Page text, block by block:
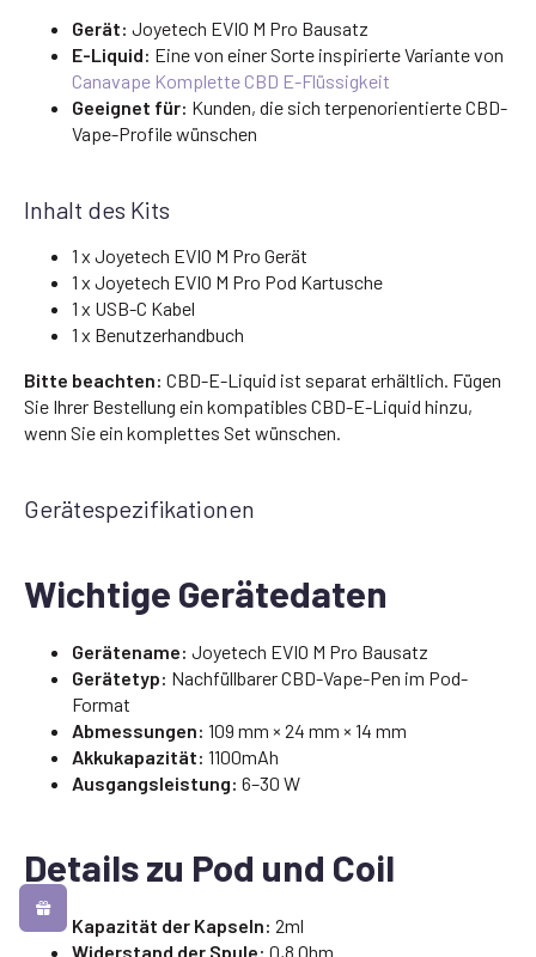
Gerät: Joyetech EVIO M Pro Bausatz
E-Liquid: Eine von einer Sorte inspirierte Variante von
Canavape Komplette CBD E-Flüssigkeit
Geeignet für: Kunden, die sich terpenorientierte CBD-
Vape-Profile wünschen
Inhalt des Kits
1 x Joyetech EVIO M Pro Gerät
1 x Joyetech EVIO M Pro Pod Kartusche
1 x USB-C Kabel
1 x Benutzerhandbuch
Bitte beachten: CBD-E-Liquid ist separat erhältlich. Fügen
Sie Ihrer Bestellung ein kompatibles CBD-E-Liquid hinzu,
wenn Sie ein komplettes Set wünschen.
Gerätespezifikationen
Wichtige Gerätedaten
Gerätename: Joyetech EVIO M Pro Bausatz
Gerätetyp: Nachfüllbarer CBD-Vape-Pen im Pod-
Format
Abmessungen: 109 mm × 24 mm × 14 mm
Akkukapazität: 1100mAh
Ausgangsleistung: 6–30 W
Details zu Pod und Coil
Kapazität der Kapseln: 2ml
Widerstand der Spule: 0,8 Ohm